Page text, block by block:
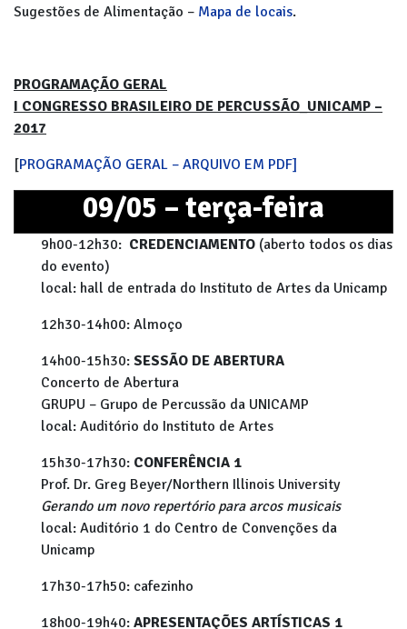
Sugestões de Alimentação – Mapa de locais.
PROGRAMAÇÃO GERAL
I CONGRESSO BRASILEIRO DE PERCUSSÃO UNICAMP –
2017
[PROGRAMAÇÃO GERAL – ARQUIVO EM PDF]
09/05 – terça-feira
9h00-12h30: CREDENCIAMENTO (aberto todos os dias
do evento)
local: hall de entrada do Instituto de Artes da Unicamp
12h30-14h00: Almoço
14h00-15h30: SESSÃO DE ABERTURA
Concerto de Abertura
GRUPU – Grupo de Percussão da UNICAMP
local: Auditório do Instituto de Artes
15h30-17h30: CONFERÊNCIA 1
Prof. Dr. Greg Beyer/Northern Illinois University
Gerando um novo repertório para arcos musicais
local: Auditório 1 do Centro de Convenções da
Unicamp
17h30-17h50: cafezinho
18h00-19h40: APRESENTAÇÕES ARTÍSTICAS 1